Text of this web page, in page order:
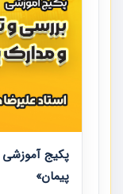
پکیج آموزشی
پیمان»